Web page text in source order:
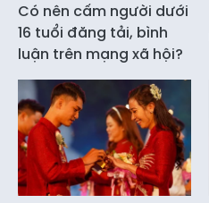
Có nên cấm người dưới
16 tuổi đăng tải, bình
luận trên mạng xã hội?